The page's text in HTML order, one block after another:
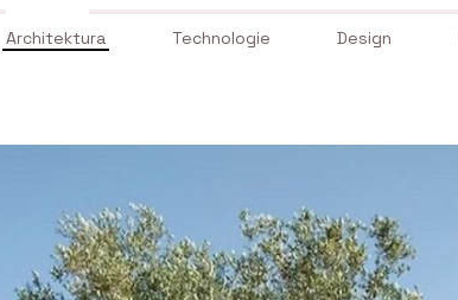
Architektura Technologie Design